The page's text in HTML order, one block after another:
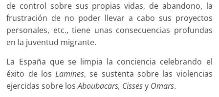
de control sobre sus propias vidas, de abandono, la
frustración de no poder llevar a cabo sus proyectos
personales, etc., tiene unas consecuencias profundas
en la juventud migrante.
La España que se limpia la conciencia celebrando el
éxito de losLamines, se sustenta sobre las violencias
ejercidas sobre losAboubacars, Cissesy Omars.